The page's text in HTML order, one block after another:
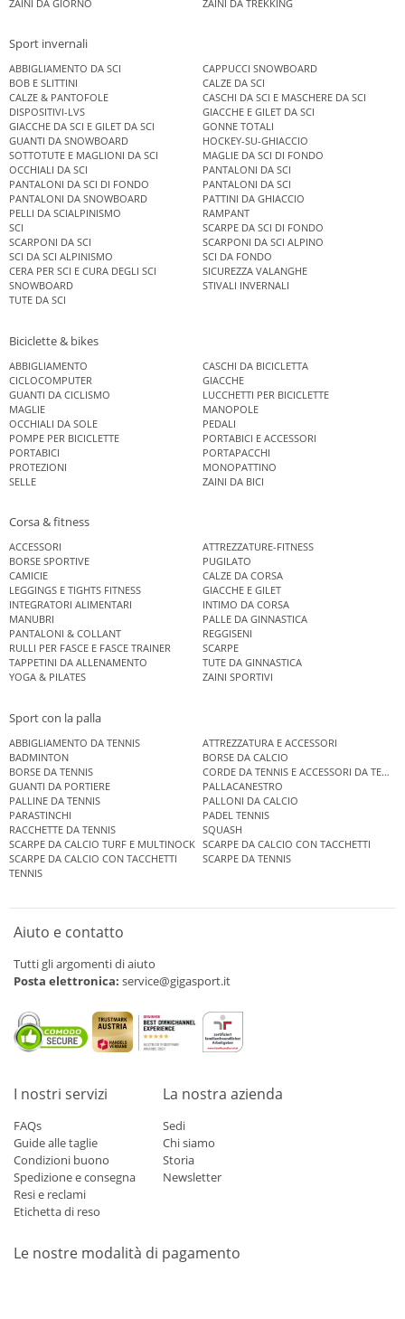
ZAINI DA GIORNO
ZAINI DA TREKKING
Sport invernali
ABBIGLIAMENTO DA SCI
CAPPUCCI SNOWBOARD
BOB E SLITTINI
CALZE DA SCI
CALZE & PANTOFOLE
CASCHI DA SCI E MASCHERE DA SCI
DISPOSITIVI-LVS
GIACCHE E GILET DA SCI
GIACCHE DA SCI E GILET DA SCI
GONNE TOTALI
GUANTI DA SNOWBOARD
HOCKEY-SU-GHIACCIO
SOTTOTUTE E MAGLIONI DA SCI
MAGLIE DA SCI DI FONDO
OCCHIALI DA SCI
PANTALONI DA SCI
PANTALONI DA SCI DI FONDO
PANTALONI DA SCI
PANTALONI DA SNOWBOARD
PATTINI DA GHIACCIO
PELLI DA SCIALPINISMO
RAMPANT
SCI
SCARPE DA SCI DI FONDO
SCARPONI DA SCI
SCARPONI DA SCI ALPINO
SCI DA SCI ALPINISMO
SCI DA FONDO
CERA PER SCI E CURA DEGLI SCI
SICUREZZA VALANGHE
SNOWBOARD
STIVALI INVERNALI
TUTE DA SCI
Biciclette & bikes
ABBIGLIAMENTO
CASCHI DA BICICLETTA
CICLOCOMPUTER
GIACCHE
GUANTI DA CICLISMO
LUCCHETTI PER BICICLETTE
MAGLIE
MANOPOLE
OCCHIALI DA SOLE
PEDALI
POMPE PER BICICLETTE
PORTABICI E ACCESSORI
PORTABICI
PORTAPACCHI
PROTEZIONI
MONOPATTINO
SELLE
ZAINI DA BICI
Corsa & fitness
ACCESSORI
ATTREZZATURE-FITNESS
BORSE SPORTIVE
PUGILATO
CAMICIE
CALZE DA CORSA
LEGGINGS E TIGHTS FITNESS
GIACCHE E GILET
INTEGRATORI ALIMENTARI
INTIMO DA CORSA
MANUBRI
PALLE DA GINNASTICA
PANTALONI & COLLANT
REGGISENI
RULLI PER FASCE E FASCE TRAINER
SCARPE
TAPPETINI DA ALLENAMENTO
TUTE DA GINNASTICA
YOGA & PILATES
ZAINI SPORTIVI
Sport con la palla
ABBIGLIAMENTO DA TENNIS
ATTREZZATURA E ACCESSORI
BADMINTON
BORSE DA CALCIO
BORSE DA TENNIS
CORDE DA TENNIS E ACCESSORI DA TENNIS
GUANTI DA PORTIERE
PALLACANESTRO
PALLINE DA TENNIS
PALLONI DA CALCIO
PARASTINCHI
PADEL TENNIS
RACCHETTE DA TENNIS
SQUASH
SCARPE DA CALCIO TURF E MULTINOCK SCARPE DA CALCIO CON TACCHETTI
SCARPE DA CALCIO CON TACCHETTI
SCARPE DA TENNIS
TENNIS
Aiuto e contatto
Tutti gli argomenti di aiuto
Posta elettronica: service@gigasport.it
I nostri servizi
FAQs
Guide alle taglie
Condizioni buono
Spedizione e consegna
Resi e reclami
Etichetta di reso
La nostra azienda
Sedi
Chi siamo
Storia
Newsletter
Le nostre modalità di pagamento